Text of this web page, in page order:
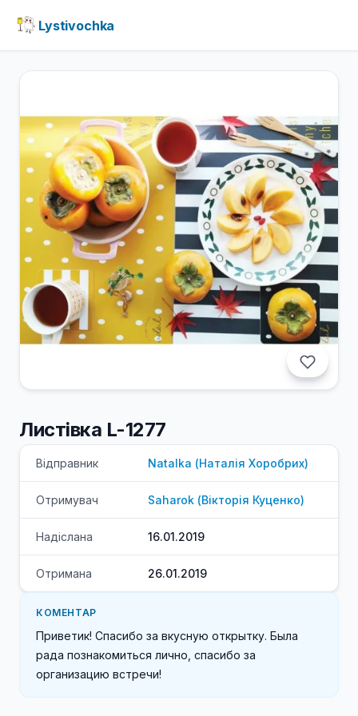
Lystivochka
Листівка L-1277
Відправник Natalka (Наталія Хоробрих)
Отримувач Saharok (Вікторія Куценко)
Надіслана 16.01.2019
Отримана 26.01.2019
КОМЕНТАР
Приветик! Спасибо за вкусную открытку. Была
рада познакомиться лично, спасибо за
организацию встречи!